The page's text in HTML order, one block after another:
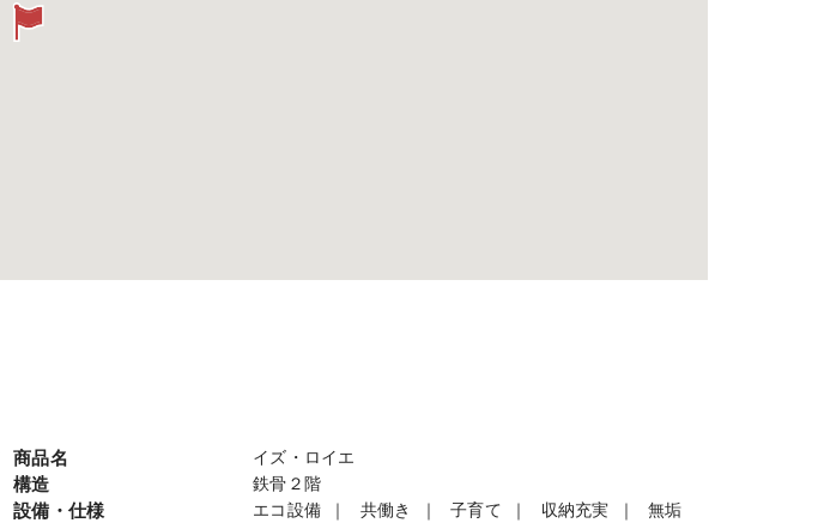
商品名 イズ・ロイエ
構造 鉄骨２階
設備・仕様 エコ設備 共働き 子育て 収納充実
無垢